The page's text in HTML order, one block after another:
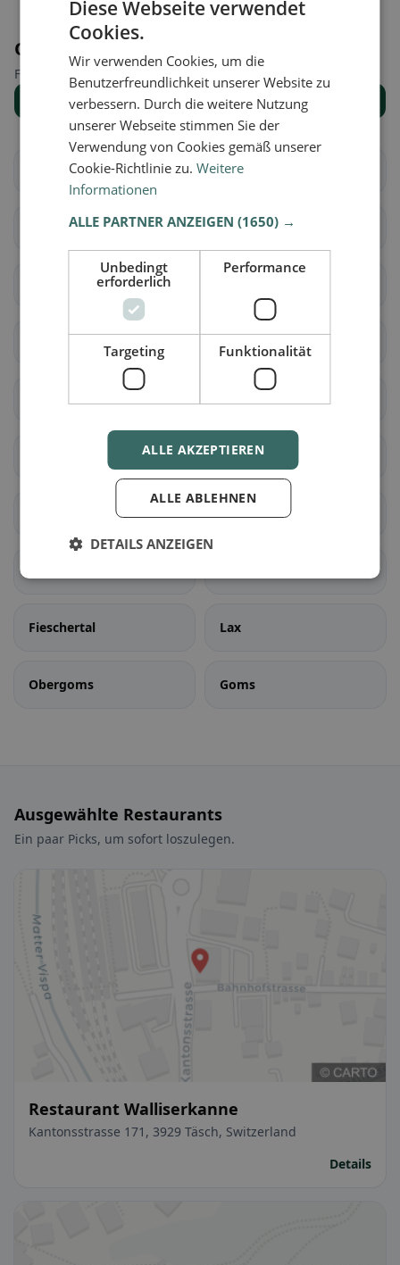
Orte in der Nähe
Finde den passenden Ort für deine Restaurantsuche.
Alle Orte anzeigen
Brig-Glis Eggerberg
Naters Ried-Brig
Ardon
Val de Bagnes
Binn
Fieschertal Lax
Obergoms Goms
Ausgewählte Restaurants
Ein paar Picks, um sofort loszulegen.
Restaurant Walliserkanne
Kantonsstrasse 171, 3929 Täsch, Switzerland
Details
Diese Webseite verwendet
Cookies.
Wir verwenden Cookies, um die
Benutzerfreundlichkeit unserer Website zu
verbessern. Durch die weitere Nutzung
unserer Webseite stimmen Sie der
Verwendung von Cookies gemäß unserer
Cookie-Richtlinie zu.Weitere
Informationen
ALLE PARTNER ANZEIGEN(1650) →
Unbedingt
erforderlich
Performance
Targeting Funktionalität
ALLE AKZEPTIEREN
ALLE ABLEHNEN
DETAILS ANZEIGEN